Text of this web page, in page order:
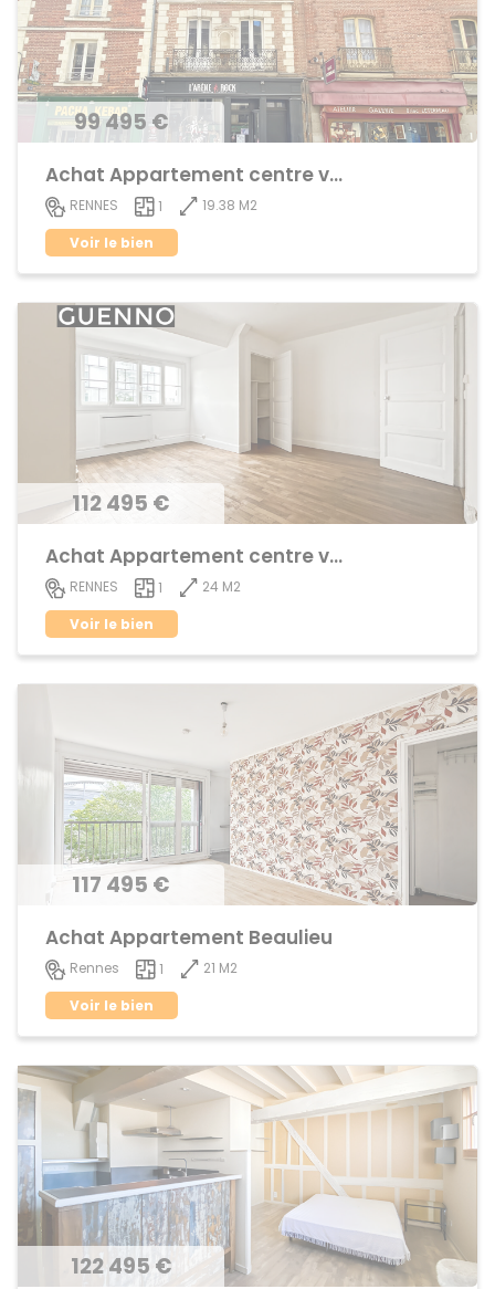
99 495 €
Achat Appartement centre ville
RENNES 1
19.38 M2
Voir le bien
112 495 €
Achat Appartement centre ville
RENNES 1
24 M2
Voir le bien
117 495 €
Achat Appartement Beaulieu
Rennes 1
21 M2
Voir le bien
122 495 €